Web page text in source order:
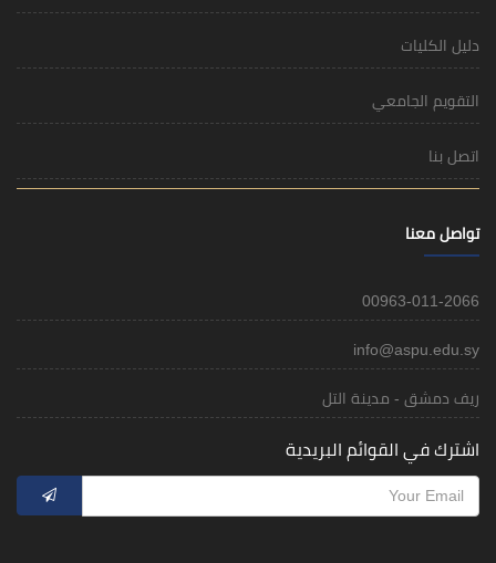
دليل الكليات
التقويم الجامعي
اتصل بنا
تواصل معنا
00963-011-2066
info@aspu.edu.sy
ريف دمشق - مدينة التل
اشترك في القوائم البريدية